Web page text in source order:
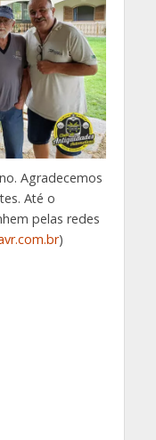
Agradecemos
Até o
pelas redes
)